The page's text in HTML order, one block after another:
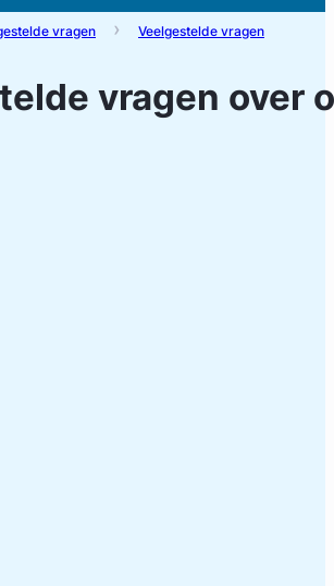
vragen Veelgestelde vragen
vragen over